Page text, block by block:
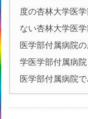
度の杏林大学医
ない杏林大学医
医学部付属病院
学医学部付属病
医学部付属病院